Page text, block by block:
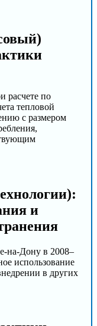
расчете по
тепловой
с размером
и
на-Дону в 2008–
использование
в других